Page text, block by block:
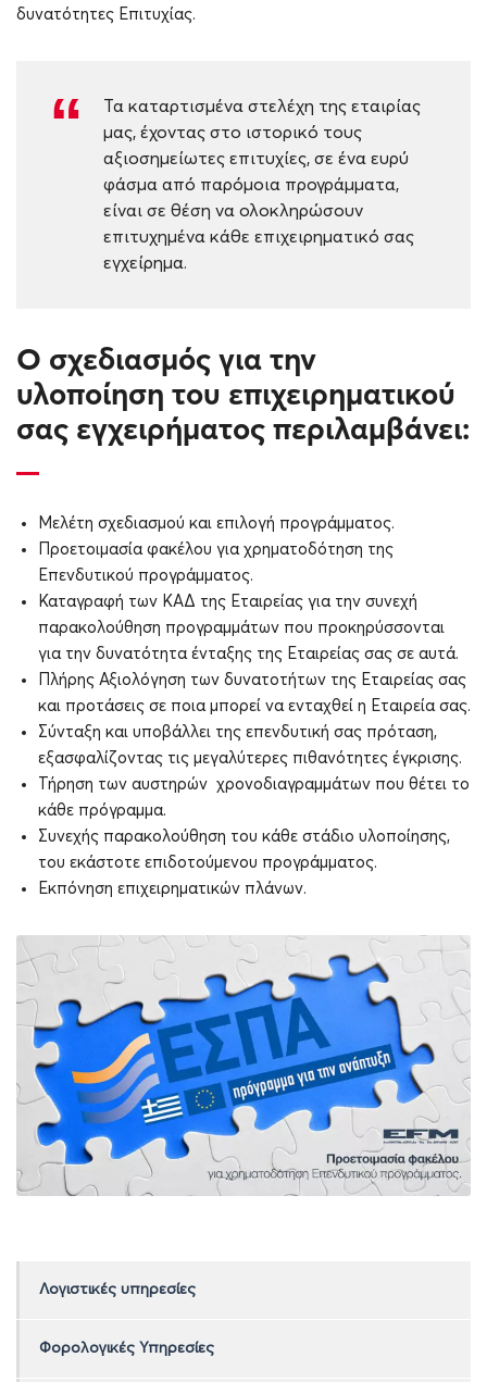
δυνατότητες Επιτυχίας.
Τα καταρτισμένα στελέχη της εταιρίας
μας, έχοντας στο ιστορικό τους
αξιοσημείωτες επιτυχίες, σε ένα ευρύ
φάσμα από παρόμοια προγράμματα,
είναι σε θέση να ολοκληρώσουν
επιτυχημένα κάθε επιχειρηματικό σας
εγχείρημα.
Ο σχεδιασμός για την
υλοποίηση του επιχειρηματικού
σας εγχειρήματος περιλαμβάνει:
Μελέτη σχεδιασμού και επιλογή προγράμματος.
Προετοιμασία φακέλου για χρηματοδότηση της
Επενδυτικού προγράμματος.
Καταγραφή των ΚΑΔ της Εταιρείας για την συνεχή
παρακολούθηση προγραμμάτων που προκηρύσσονται
για την δυνατότητα ένταξης της Εταιρείας σας σε αυτά.
Πλήρης Αξιολόγηση των δυνατοτήτων της Εταιρείας σας
και προτάσεις σε ποια μπορεί να ενταχθεί η Εταιρεία σας.
Σύνταξη και υποβάλλει της επενδυτική σας πρόταση,
εξασφαλίζοντας τις μεγαλύτερες πιθανότητες έγκρισης.
Τήρηση των αυστηρών χρονοδιαγραμμάτων που θέτει το
κάθε πρόγραμμα.
Συνεχής παρακολούθηση του κάθε στάδιο υλοποίησης,
του εκάστοτε επιδοτούμενου προγράμματος.
Εκπόνηση επιχειρηματικών πλάνων.
Λογιστικές υπηρεσίες
Φορολογικές Υπηρεσίες